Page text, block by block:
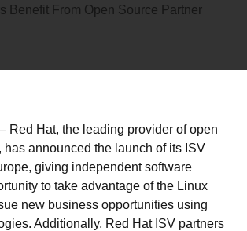
Benefit From Open Source Partner
Red Hat, the leading provider of open
has announced the launch of its ISV
giving independent software
to take advantage of the Linux
new business opportunities using
Additionally, Red Hat ISV partners